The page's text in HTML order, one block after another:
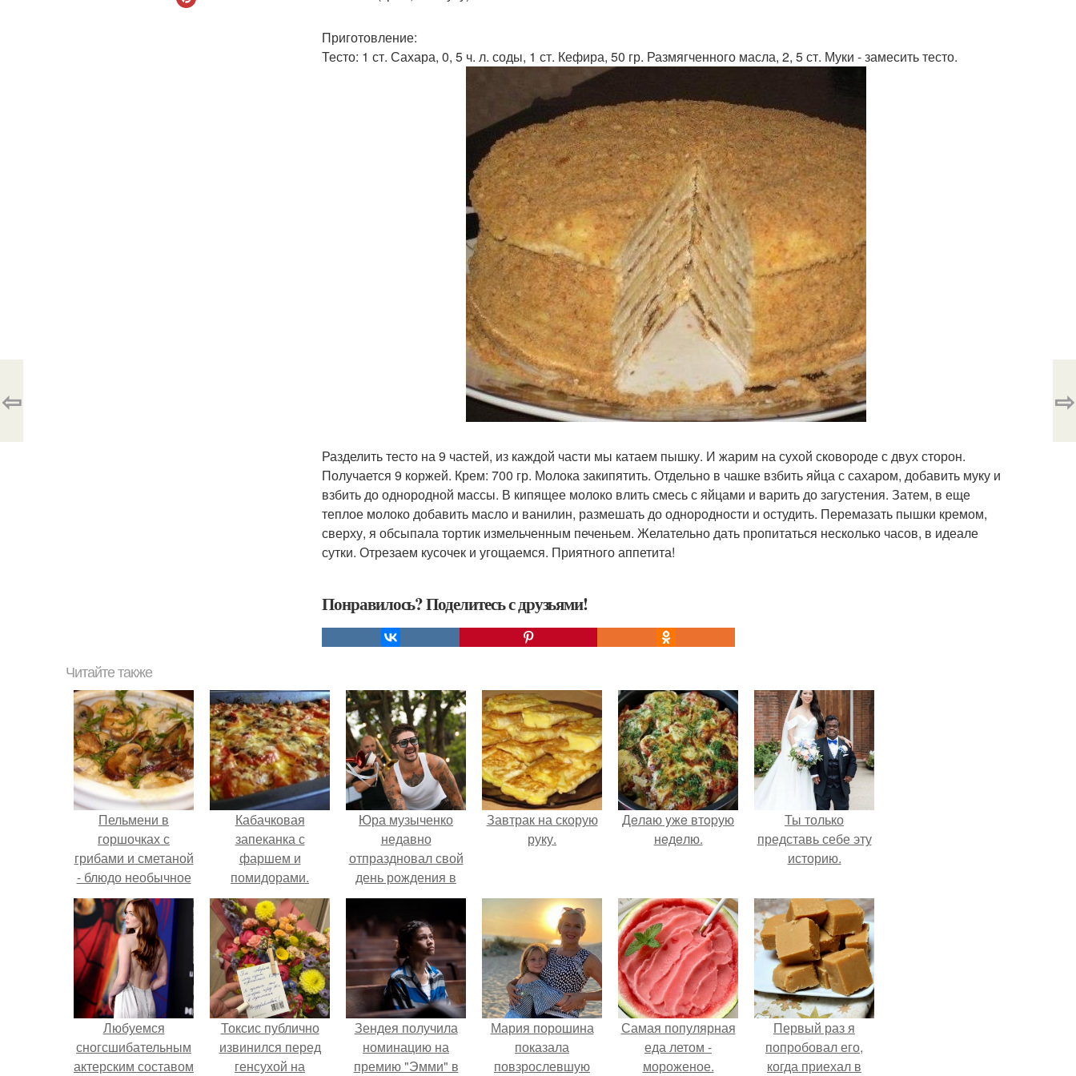
Приготовление:
Тесто: 1 ст. Сахара, 0, 5 ч. л. соды, 1 ст. Кефира, 50 гр. Размягченного масла, 2, 5 ст. Муки - замесить тесто.
Разделить тесто на 9 частей, из каждой части мы катаем пышку. И жарим на сухой сковороде с двух сторон.
Получается 9 коржей. Крем: 700 гр. Молока закипятить. Отдельно в чашке взбить яйца с сахаром, добавить муку и
взбить до однородной массы. В кипящее молоко влить смесь с яйцами и варить до загустения. Затем, в еще
теплое молоко добавить масло и ванилин, размешать до однородности и остудить. Перемазать пышки кремом,
сверху, я обсыпала тортик измельченным печеньем. Желательно дать пропитаться несколько часов, в идеале
сутки. Отрезаем кусочек и угощаемся. Приятного аппетита!
Понравилось? Поделитесь с друзьями!
⇦ ⇨
Читайте также
Пельмени в
горшочках с
грибами и сметаной
- блюдо необычное
и невероятно
вкусное.
Кабачковая
запеканка с
фаршем и
помидорами.
Юра музыченко
недавно
отпраздновал свой
день рождения в
кругу самых
близких и родных
людей.
Завтрак на скорую
руку.
Дeлaю yжe втopую
нeдeлю.
Ты только
представь себе эту
историю.
Любуемся
сногсшибательным
актерским составом
Токсис публично
извинился перед
генсухой на
Зендея получила
номинацию на
премию "Эмми" в
Мария порошина
показала
повзрослевшую
Самая популярная
еда летом -
мороженое.
Первый раз я
попробовал его,
когда приехал в